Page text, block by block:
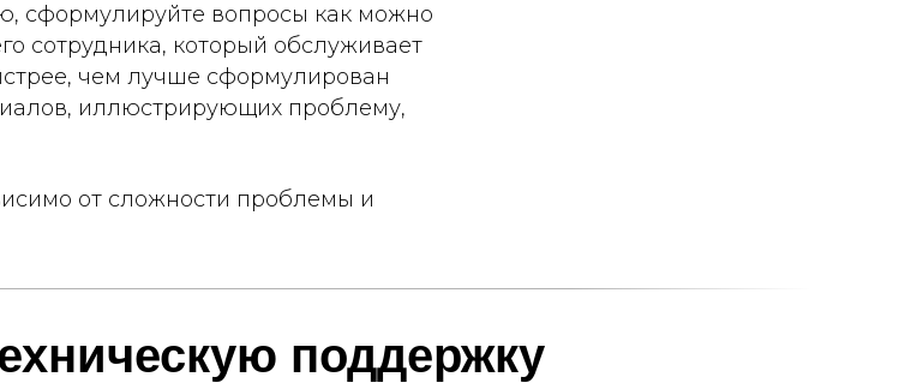
сформулируйте вопросы как можно
сотрудника, который обслуживает
чем лучше сформулирован
иллюстрирующих проблему,
от сложности проблемы и
поддержку